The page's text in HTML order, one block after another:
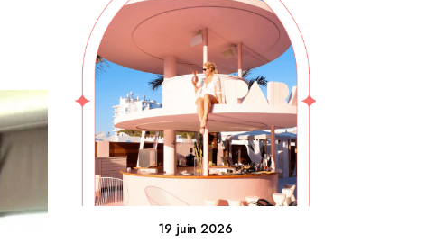
19 juin 2026